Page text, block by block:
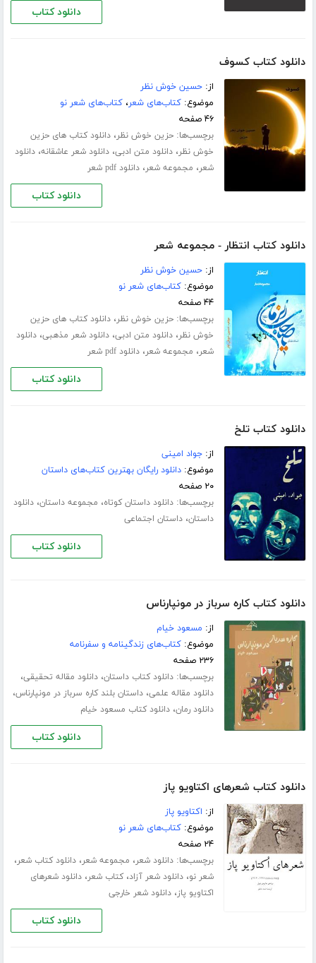
دانلود کتاب
دانلود کتاب کسوف
از:حسین خوش نظر
موضوع:کتاب‌های شعر،کتاب‌های شعر نو
۴۶ صفحه
برچسب‌ها:حزین خوش نظر،دانلود کتاب های حزین
خوش نظر،دانلود متن ادبی،دانلود شعر عاشقانه،دانلود
شعر، مجموعه شعر،دانلود pdf شعر
دانلود کتاب
دانلود کتاب انتظار - مجموعه شعر
از:حسین خوش نظر
موضوع:کتاب‌های شعر نو
۴۴ صفحه
برچسب‌ها:حزین خوش نظر،دانلود کتاب های حزین
خوش نظر،دانلود متن ادبی،دانلود شعر مذهبی،دانلود
شعر، مجموعه شعر،دانلود pdf شعر
دانلود کتاب
دانلود کتاب تلخ
از:جواد امینی
موضوع:دانلود رایگان بهترین کتاب‌های داستان
۲۰ صفحه
برچسب‌ها:دانلود داستان کوتاه، مجموعه داستان،دانلود
داستان،داستان اجتماعی
دانلود کتاب
دانلود کتاب کاره سرباز در مونپارناس
از: مسعود خیام
موضوع:کتاب‌های زندگینامه و سفرنامه
۲۳۶ صفحه
برچسب‌ها:دانلود کتاب داستان،دانلود مقاله تحقیقی،
دانلود مقاله علمی،داستان بلند کاره سرباز در مونپارناس،
دانلود رمان،دانلود کتاب مسعود خیام
دانلود کتاب
دانلود کتاب شعرهای اکتاویو پاز
از: اکتاویو پاز
موضوع:کتاب‌های شعر نو
۲۴ صفحه
برچسب‌ها:دانلود شعر، مجموعه شعر،دانلود کتاب شعر،
شعر نو،دانلود شعر آزاد،کتاب شعر،دانلود شعرهای
اکتاویو پاز،دانلود شعر خارجی
دانلود کتاب